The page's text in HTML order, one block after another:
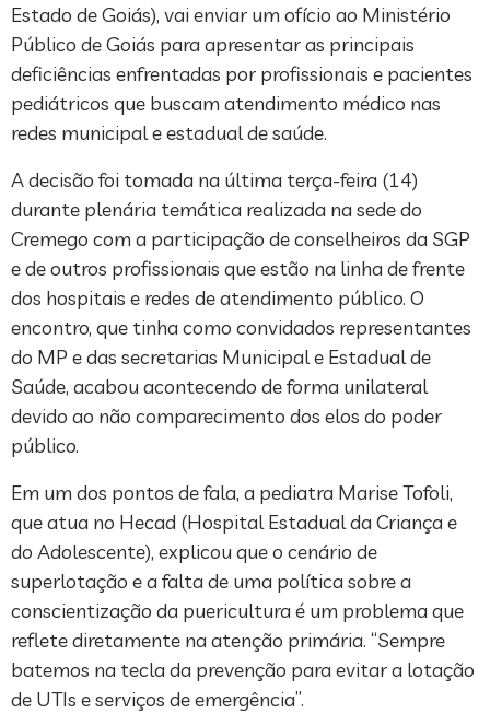
Estado de Goiás), vai enviar um ofício ao Ministério
Público de Goiás para apresentar as principais
deficiências enfrentadas por profissionais e pacientes
pediátricos que buscam atendimento médico nas
redes municipal e estadual de saúde.
A decisão foi tomada na última terça-feira (14)
durante plenária temática realizada na sede do
Cremego com a participação de conselheiros da SGP
e de outros profissionais que estão na linha de frente
dos hospitais e redes de atendimento público. O
encontro, que tinha como convidados representantes
do MP e das secretarias Municipal e Estadual de
Saúde, acabou acontecendo de forma unilateral
devido ao não comparecimento dos elos do poder
público.
Em um dos pontos de fala, a pediatra Marise Tofoli,
que atua no Hecad (Hospital Estadual da Criança e
do Adolescente), explicou que o cenário de
superlotação e a falta de uma política sobre a
conscientização da puericultura é um problema que
reflete diretamente na atenção primária. “Sempre
batemos na tecla da prevenção para evitar a lotação
de UTIs e serviços de emergência”.